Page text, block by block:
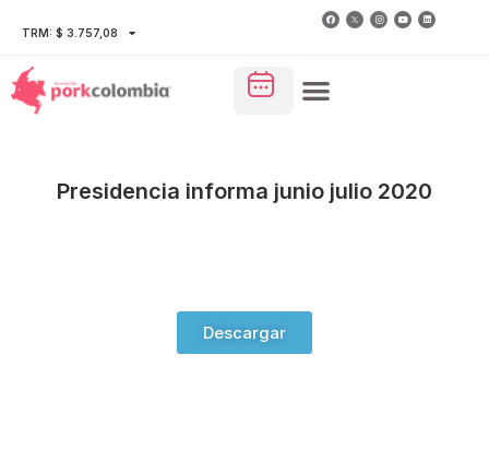
TRM: $ 3.757,08
Presidencia informa junio julio 2020
Descargar